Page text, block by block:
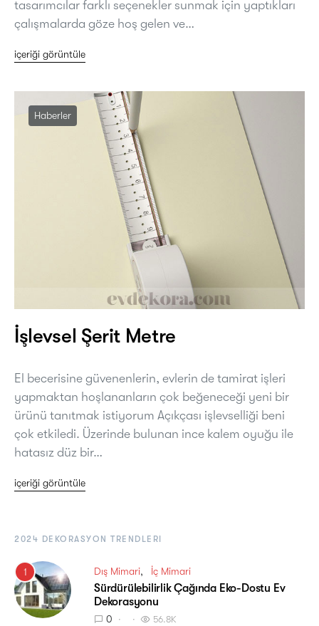
tasarımcılar farklı seçenekler sunmak için yaptıkları
çalışmalarda göze hoş gelen ve…
içeriği görüntüle
Haberler
İşlevsel Şerit Metre
El becerisine güvenenlerin, evlerin de tamirat işleri
yapmaktan hoşlananların çok beğeneceği yeni bir
ürünü tanıtmak istiyorum Açıkçası işlevselliği beni
çok etkiledi. Üzerinde bulunan ince kalem oyuğu ile
hatasız düz bir…
içeriği görüntüle
2024 DEKORASYON TRENDLERI
1 Dış Mimari İç Mimari
Sürdürülebilirlik Çağında Eko-Dostu Ev
Dekorasyonu
0 56.8K